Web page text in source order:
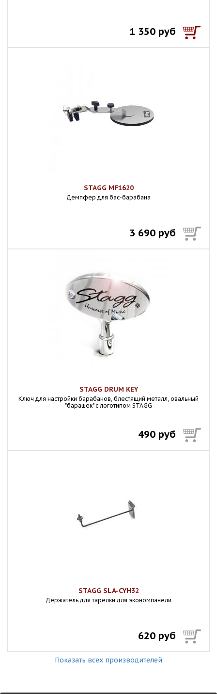
1 350 руб
STAGG MF1620
Демпфер для бас-барабана
3 690 руб
STAGG DRUM KEY
Ключ для настройки барабанов, блестящий металл, овальный
"барашек" с логотипом STAGG
490 руб
STAGG SLA-CYH32
Держатель для тарелки для экономпанели
620 руб
Показать всех производителей